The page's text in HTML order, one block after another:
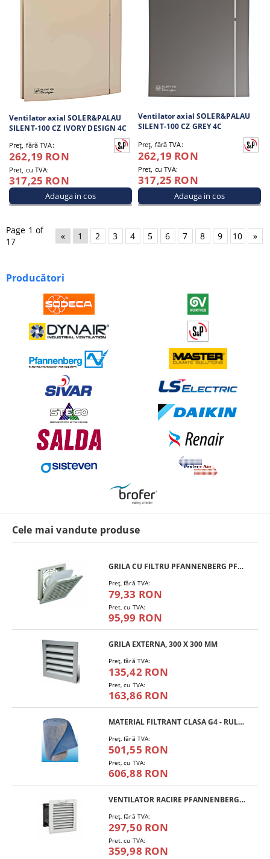
Ventilator axial SOLER&PALAU
SILENT-100 CZ IVORY DESIGN 4C
Preţ, fără TVA:
262,19 RON
Pret, cu TVA:
317,25 RON
Ventilator axial SOLER&PALAU
SILENT-100 CZ GREY 4C
Preţ, fără TVA:
262,19 RON
Pret, cu TVA:
317,25 RON
Page 1 of
17
« 1 2 3 4 5 6 7 8 9 10 »
Producători
Cele mai vandute produse
GRILA CU FILTRU PFANNENBERG PFA 10.000
Preţ, fără TVA:
79,33 RON
Pret, cu TVA:
95,99 RON
GRILA EXTERNA, 300 X 300 MM
Preţ, fără TVA:
135,42 RON
Pret, cu TVA:
163,86 RON
MATERIAL FILTRANT CLASA G4 - RULOU
Preţ, fără TVA:
501,55 RON
Pret, cu TVA:
606,88 RON
VENTILATOR RACIRE PFANNENBERG PF 11.000
Preţ, fără TVA:
297,50 RON
Pret, cu TVA:
359,98 RON